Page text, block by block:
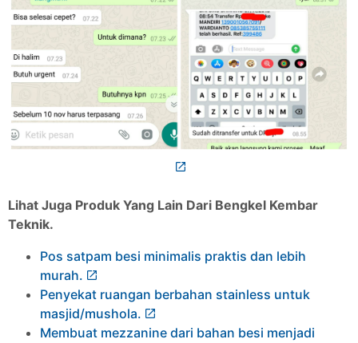
Lihat Juga Produk Yang Lain Dari Bengkel Kembar
Teknik.
Pos satpam besi minimalis praktis dan lebih
murah.
Penyekat ruangan berbahan stainless untuk
masjid/mushola.
Membuat mezzanine dari bahan besi menjadi